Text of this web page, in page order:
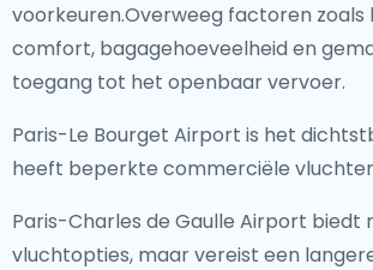
voorkeuren.Overweeg factoren zoals
comfort, bagagehoeveelheid en
toegang tot het openbaar vervoer.
Paris-Le Bourget Airport is het
heeft beperkte commerciële
Paris-Charles de Gaulle Airport biedt
vluchtopties, maar vereist een